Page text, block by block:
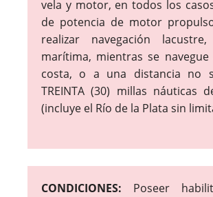
vela y motor, en todos los
de potencia de motor
realizar navegación
marítima, mientras se
costa, o a una distancia no
TREINTA (30) millas náuticas
(incluye el Río de la Plata sin
CONDICIONES: Poseer